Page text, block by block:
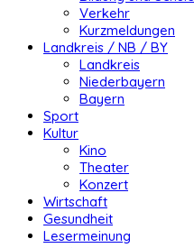
Verkehr
Kurzmeldungen
Landkreis / NB / BY
Landkreis
Niederbayern
Bayern
Sport
Kultur
Kino
Theater
Konzert
Wirtschaft
Gesundheit
Lesermeinung